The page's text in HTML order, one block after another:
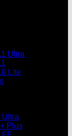
Ultra
Lite
Ultra
Plus